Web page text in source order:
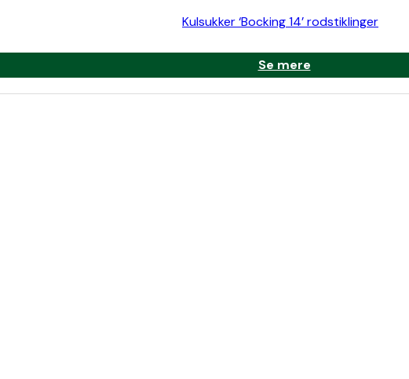
Kulsukker ‘Bocking 14’ rodstiklinger
Se mere